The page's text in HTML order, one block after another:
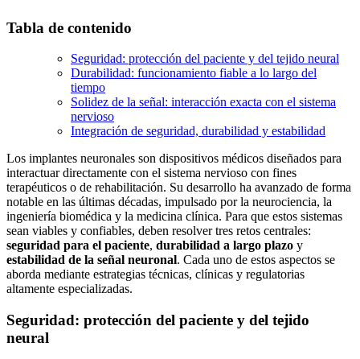
Tabla de contenido
Seguridad: protección del paciente y del tejido neural
Durabilidad: funcionamiento fiable a lo largo del
tiempo
Solidez de la señal: interacción exacta con el sistema
nervioso
Integración de seguridad, durabilidad y estabilidad
Los implantes neuronales son dispositivos médicos diseñados para
interactuar directamente con el sistema nervioso con fines
terapéuticos o de rehabilitación. Su desarrollo ha avanzado de forma
notable en las últimas décadas, impulsado por la neurociencia, la
ingeniería biomédica y la medicina clínica. Para que estos sistemas
sean viables y confiables, deben resolver tres retos centrales:
seguridad para el paciente, durabilidad a largo plazo y
estabilidad de la señal neuronal. Cada uno de estos aspectos se
aborda mediante estrategias técnicas, clínicas y regulatorias
altamente especializadas.
Seguridad: protección del paciente y del tejido
neural